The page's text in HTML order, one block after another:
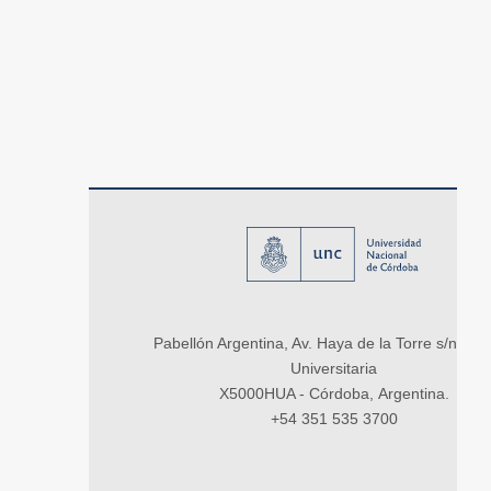
Pabellón Argentina, Av. Haya de la Torre s/n,
Universitaria
X5000HUA - Córdoba, Argentina.
+54 351 535 3700